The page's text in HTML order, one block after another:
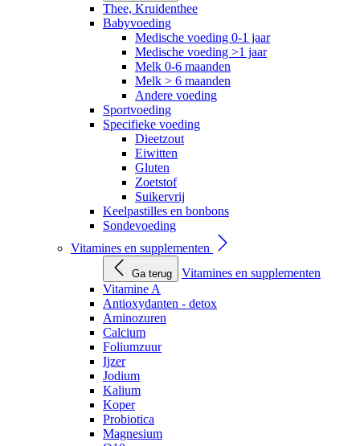
Thee, Kruidenthee
Babyvoeding
Medische voeding 0-1 jaar
Medische voeding >1 jaar
Melk 0-6 maanden
Melk > 6 maanden
Andere voeding
Sportvoeding
Specifieke voeding
Dieetzout
Eiwitten
Gluten
Zoetstof
Suikervrij
Keelpastilles en bonbons
Sondevoeding
Vitamines en supplementen
Ga terug
Vitamines en supplementen
Vitamine A
Antioxydanten - detox
Aminozuren
Calcium
Foliumzuur
Ijzer
Jodium
Kalium
Koper
Probiotica
Magnesium